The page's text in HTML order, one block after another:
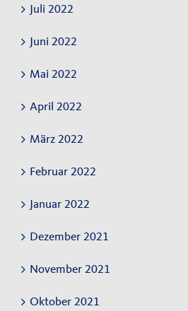
Juli 2022
Juni 2022
Mai 2022
April 2022
März 2022
Februar 2022
Januar 2022
Dezember 2021
November 2021
Oktober 2021